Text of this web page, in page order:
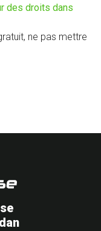
fenêtre)
des droits dans
ne pas mettre